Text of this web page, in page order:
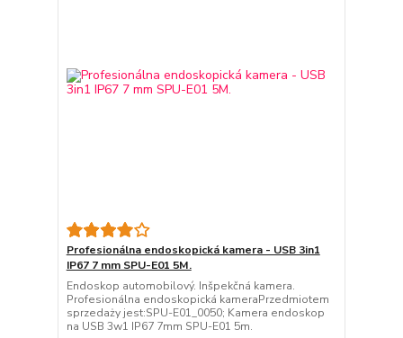
Profesionálna endoskopická kamera - USB 3in1
IP67 7 mm SPU-E01 5M.
Endoskop automobilový. Inšpekčná kamera.
Profesionálna endoskopická kameraPrzedmiotem
sprzedaży jest:SPU-E01_0050; Kamera endoskop
na USB 3w1 IP67 7mm SPU-E01 5m.